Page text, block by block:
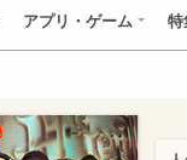
アプリ・ゲーム 特